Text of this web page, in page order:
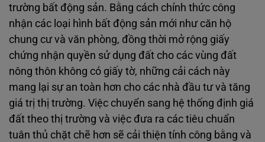
trường bất động sản. Bằng cách chính thức công
nhận các loại hình bất động sản mới như căn hộ
chung cư và văn phòng, đồng thời mở rộng giấy
chứng nhận quyền sử dụng đất cho các vùng đất
nông thôn không có giấy tờ, những cải cách này
mang lại sự an toàn hơn cho các nhà đầu tư và tăng
giá trị thị trường. Việc chuyển sang hệ thống định giá
đất theo thị trường và việc đưa ra các tiêu chuẩn
tuân thủ chặt chẽ hơn sẽ cải thiện tính công bằng và